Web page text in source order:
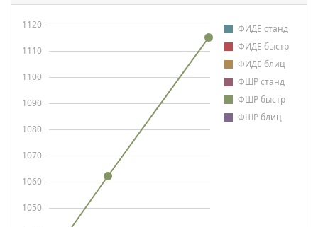
ФИДЕ станд
ФИДЕ быстр
ФИДЕ блиц
ФШР станд
ФШР быстр
ФШР блиц
1050
1060
1070
1080
1090
1100
1110
1120